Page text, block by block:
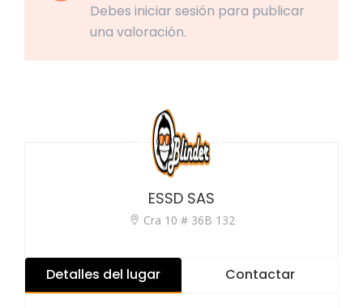
Debes iniciar sesión para publicar
una valoración.
ESSD SAS
Cra 10 # 36B 132
Detalles del lugar Contactar